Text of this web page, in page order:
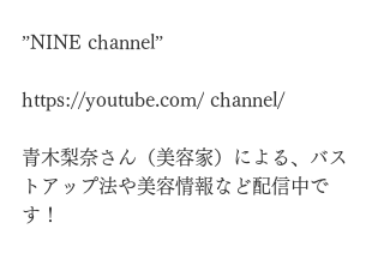
”NINE channel”
https://youtube.com/ channel/
青木梨奈さん（美容家）による、バス
トアップ法や美容情報など配信中で
す！